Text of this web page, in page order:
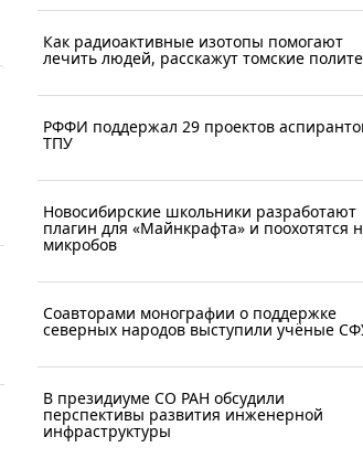
Как радиоактивные изотопы помогают
лечить людей, расскажут томские
РФФИ поддержал 29 проектов
ТПУ
Новосибирские школьники разработают
плагин для «Майнкрафта» и поохотятся
микробов
Cоавторами монографии о поддержке
северных народов выступили учёные
В президиуме СО РАН обсудили
перспективы развития инженерной
инфраструктуры